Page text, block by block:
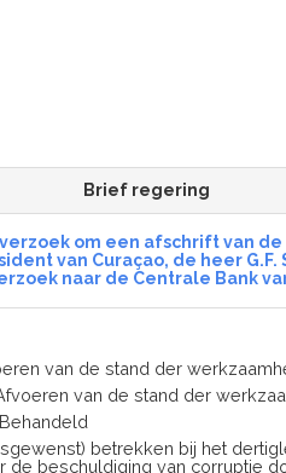
Brief regering
om een afschrift van
van Curaçao, de heer G.F.
naar de Centrale Bank
van de stand der
van de stand der
betrekken bij het
de beschuldiging van corruptie